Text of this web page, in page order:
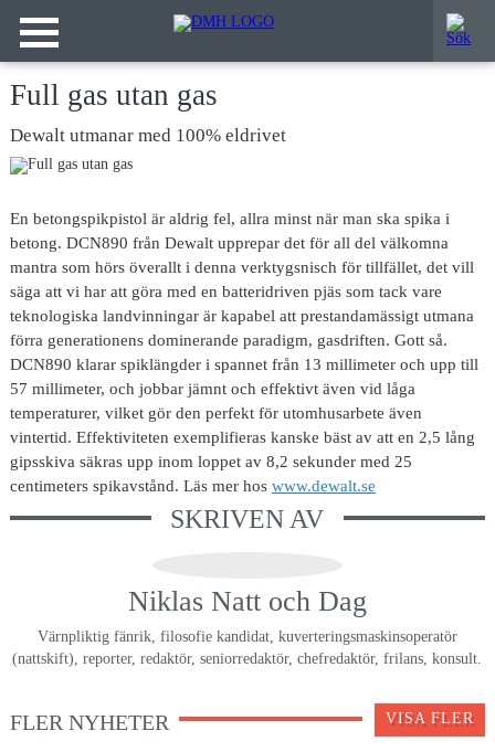
Full gas utan gas
Dewalt utmanar med 100% eldrivet
En betongspikpistol äraldrig fel, allra minst när man ska spika i
betong. DCN890 från Dewalt upprepar det för all del välkomna
mantra som hörs överallt i denna verktygsnisch för tillfället, det vill
säga att vi har att göra med en batteridriven pjäs som tack vare
teknologiska landvinningar är kapabel att prestandamässigt utmana
förra generationens dominerande paradigm, gasdriften. Gott så.
DCN890 klarar spiklängder i spannet från 13 millimeter och upp till
57 millimeter, och jobbar jämnt och effektivt även vid låga
temperaturer, vilket gör den perfekt för utomhusarbete även
vintertid. Effektiviteten exemplifieras kanske bäst av att en 2,5 lång
gipsskiva säkras upp inom loppet av 8,2 sekunder med 25
centimeters spikavstånd. Läs mer hos www.dewalt.se
SKRIVEN AV
Niklas Natt och Dag
Värnpliktig fänrik, filosofie kandidat, kuverteringsmaskinsoperatör
(nattskift), reporter, redaktör, seniorredaktör, chefredaktör, frilans, konsult.
FLER NYHETER VISA FLER